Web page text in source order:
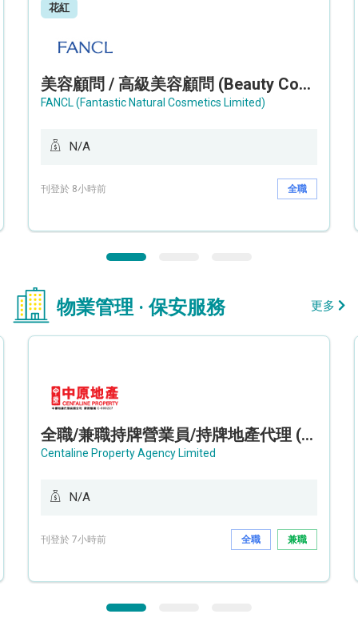
花紅
美容顧問 / 高級美容顧問 (Beauty Consultant / Senior Beauty Consultant)
FANCL (Fantastic Natural Cosmetics Limited)
N/A
刊登於 8小時前 全職
物業管理 · 保安服務 更多
全職/兼職持牌營業員/持牌地產代理 (長沙灣/將軍澳/油塘)
Centaline Property Agency Limited
N/A
刊登於 7小時前 全職 兼職